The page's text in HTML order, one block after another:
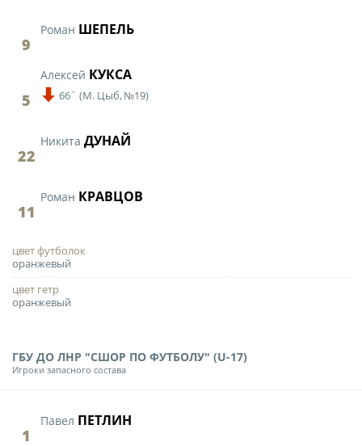
9
Роман ШЕПЕЛЬ
5
Алексей КУКСА
66` (М. Цыб, №19)
22
Никита ДУНАЙ
11
Роман КРАВЦОВ
цвет футболок
оранжевый
цвет гетр
оранжевый
ГБУ ДО ЛНР "СШОР ПО ФУТБОЛУ" (U-17)
Игроки запасного состава
1
Павел ПЕТЛИН